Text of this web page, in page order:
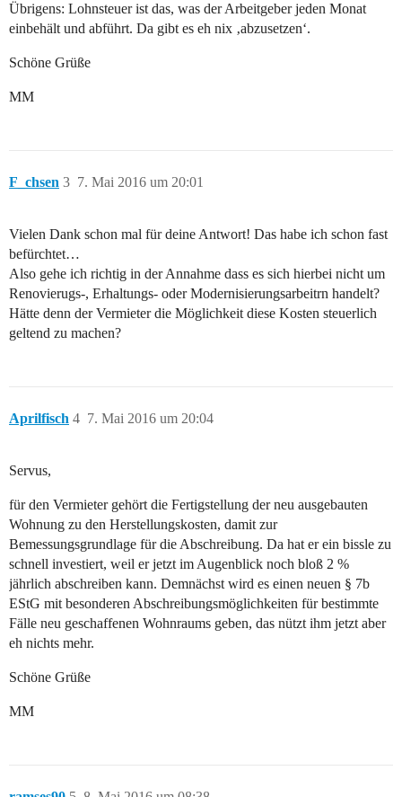
Übrigens: Lohnsteuer ist das, was der Arbeitgeber jeden Monat
einbehält und abführt. Da gibt es eh nix ‚abzusetzen‘.
Schöne Grüße
MM
F_chsen 7. Mai 2016 um 20:01
3
Vielen Dank schon mal für deine Antwort! Das habe ich schon fast
befürchtet…
Also gehe ich richtig in der Annahme dass es sich hierbei nicht um
Renovierugs-, Erhaltungs- oder Modernisierungsarbeitrn handelt?
Hätte denn der Vermieter die Möglichkeit diese Kosten steuerlich
geltend zu machen?
Aprilfisch 7. Mai 2016 um 20:04
4
Servus,
für den Vermieter gehört die Fertigstellung der neu ausgebauten
Wohnung zu den Herstellungskosten, damit zur
Bemessungsgrundlage für die Abschreibung. Da hat er ein bissle zu
schnell investiert, weil er jetzt im Augenblick noch bloß 2 %
jährlich abschreiben kann. Demnächst wird es einen neuen § 7b
EStG mit besonderen Abschreibungsmöglichkeiten für bestimmte
Fälle neu geschaffenen Wohnraums geben, das nützt ihm jetzt aber
eh nichts mehr.
Schöne Grüße
MM